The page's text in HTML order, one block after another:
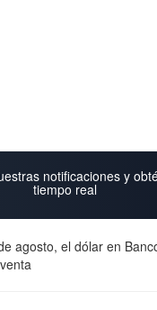
notificaciones y
tiempo real
agosto, el dólar en